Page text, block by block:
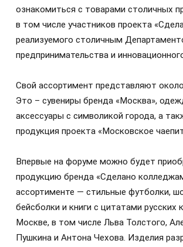
ознакомиться с товарами столичных
в том числе участников проекта
реализуемого столичным
предпринимательства и
Свой ассортимент представляют
Это – сувениры бренда «Москва»,
аксессуары с символикой города, а
продукция проекта «Московское
Впервые на форуме можно будет
продукцию бренда «Сделано
ассортименте — стильные футболки,
бейсболки и книги с цитатами русских
Москве, в том числе Льва Толстого,
Пушкина и Антона Чехова. Изделия